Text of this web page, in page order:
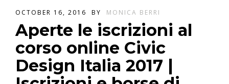
OCTOBER 16, 2016 BY MONICA BERRI
Aperte le iscrizioni al
corso online Civic
Design Italia 2017 |